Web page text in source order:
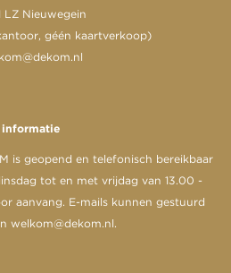
LZ Nieuwegein
géén kaartverkoop)
informatie
is geopend en telefonisch bereikbaar
tot en met vrijdag van 13.00 -
aanvang. E-mails kunnen gestuurd
welkom@dekom.nl.